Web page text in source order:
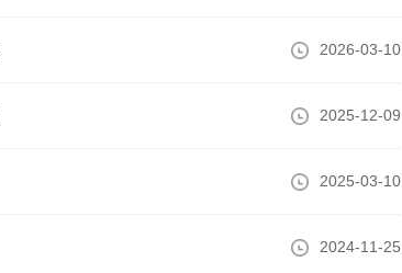
2026-03-10
2025-12-09
2025-03-10
2024-11-25